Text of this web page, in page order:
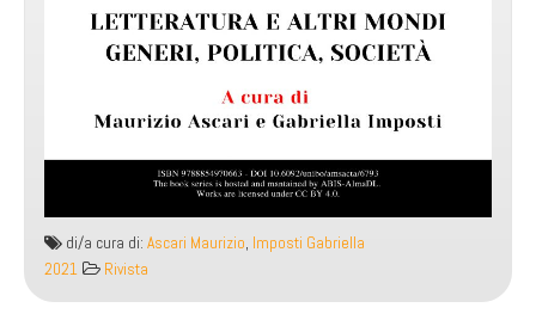
di/a cura di: Ascari Maurizio, Imposti Gabriella
2021
Rivista